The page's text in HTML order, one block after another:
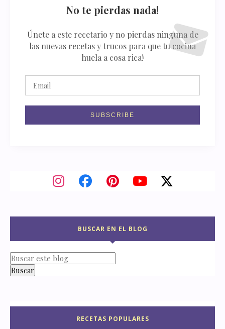
No te pierdas nada!
Únete a este recetario y no pierdas ninguna de
las nuevas recetas y trucos para que tu cocina
huela a cosa rica!
BUSCAR EN EL BLOG
RECETAS POPULARES